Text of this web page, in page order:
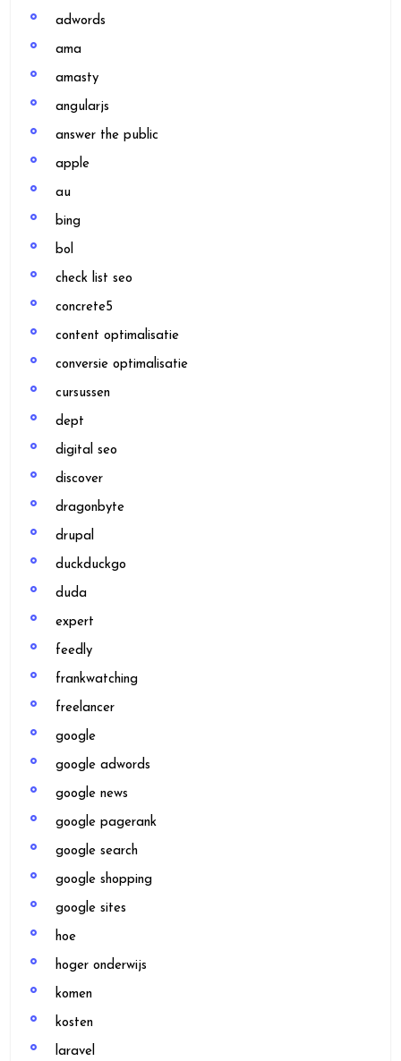
adwords
ama
amasty
angularjs
answer the public
apple
au
bing
bol
check list seo
concrete5
content optimalisatie
conversie optimalisatie
cursussen
dept
digital seo
discover
dragonbyte
drupal
duckduckgo
duda
expert
feedly
frankwatching
freelancer
google
google adwords
google news
google pagerank
google search
google shopping
google sites
hoe
hoger onderwijs
komen
kosten
laravel